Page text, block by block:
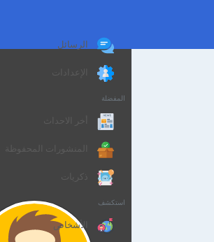
الرسائل
الإعدادات
المفضلة
أخر الاحداث
المنشورات المحفوظة
ذكريات
استكشف
الأشخاص